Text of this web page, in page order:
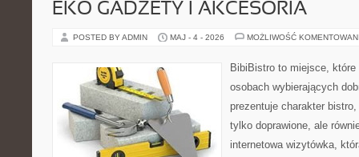
EKO GADŻETY I AKCESORIA
POSTED BY ADMIN MAJ - 4 - 2026 MOŻLIWOŚĆ
BibiBistro to miejsce, które
osobach wybierających
prezentuje charakter
tylko doprawione, ale
internetowa wizytówka,